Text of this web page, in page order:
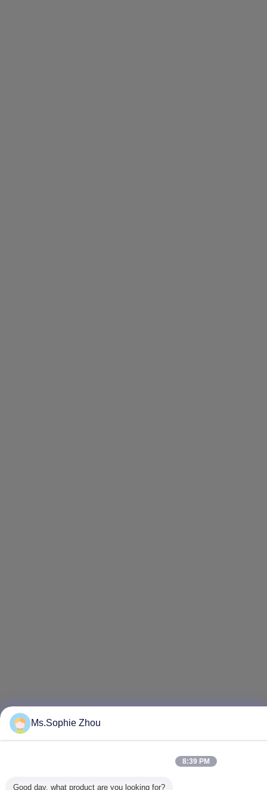
Ms.Sophie Zhou
8:39 PM
Good day, what product are you looking for?